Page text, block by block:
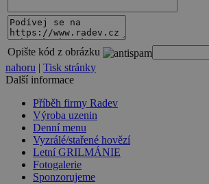
Opište kód z obrázku
nahoru | Tisk stránky
Další informace
Příběh firmy Radev
Výroba uzenin
Denní menu
Vyzrálé/stařené hovězí
Letní GRILMÁNIE
Fotogalerie
Sponzorujeme